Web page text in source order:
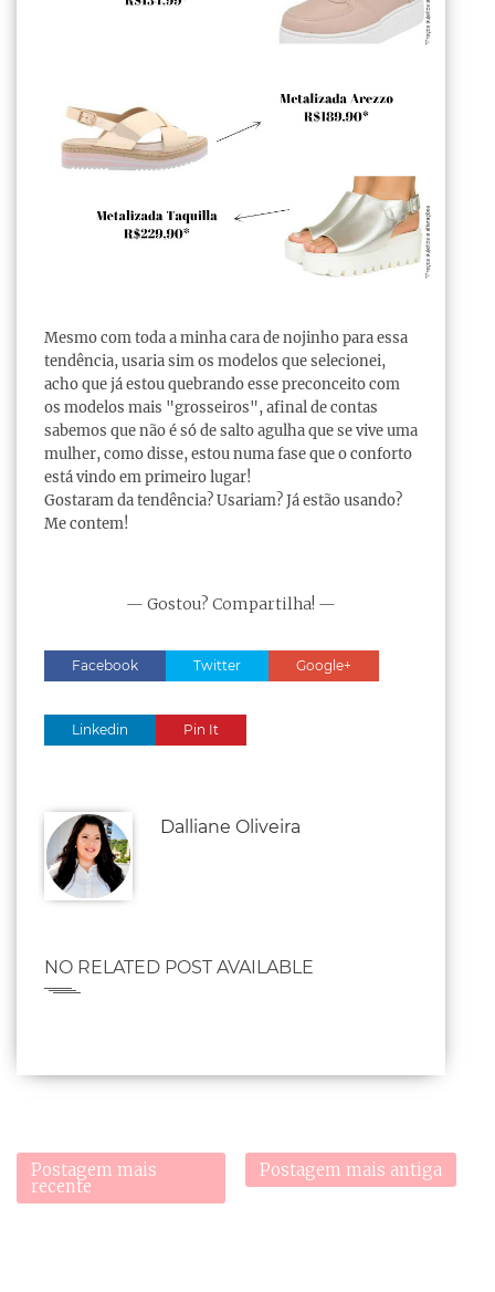
Mesmo com toda a minha cara de nojinho para essa
tendência, usaria sim os modelos que selecionei,
acho que já estou quebrando esse preconceito com
os modelos mais "grosseiros", afinal de contas
sabemos que não é só de salto agulha que se vive uma
mulher, como disse, estou numa fase que o conforto
está vindo em primeiro lugar!
Gostaram da tendência? Usariam? Já estão usando?
Me contem!
— Gostou? Compartilha! —
Facebook Twitter Google+
Linkedin Pin It
Dalliane Oliveira
NO RELATED POST AVAILABLE
Postagem mais
recente
Postagem mais antiga